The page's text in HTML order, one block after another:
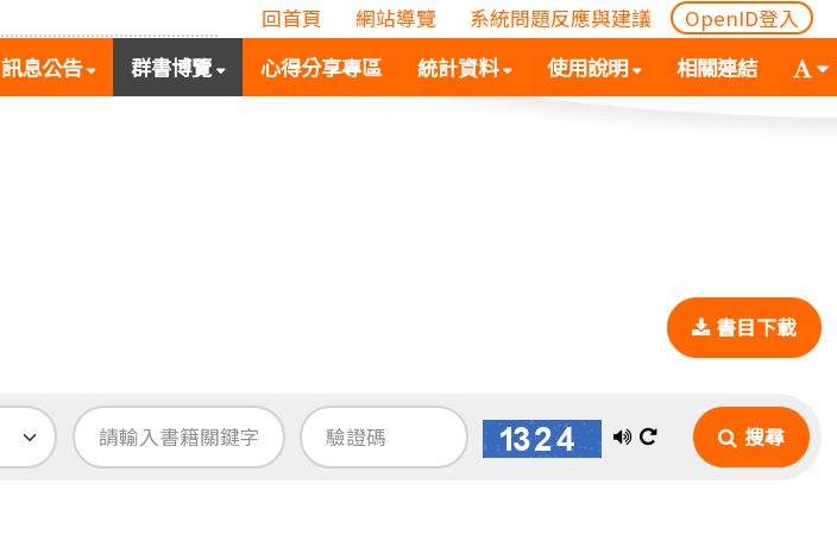
回首頁 網站導覽 系統問題反應與建議 OpenID登入
訊息公告(按
空
群書博覽(按
空
心得分享專區 統計資料(
按
使用說明(按
空
相關連結
字
體
白
鍵
書目下載
播換
搜尋